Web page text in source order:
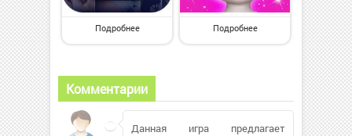
Подробнее Подробнее
Комментарии
Данная игра предлагает